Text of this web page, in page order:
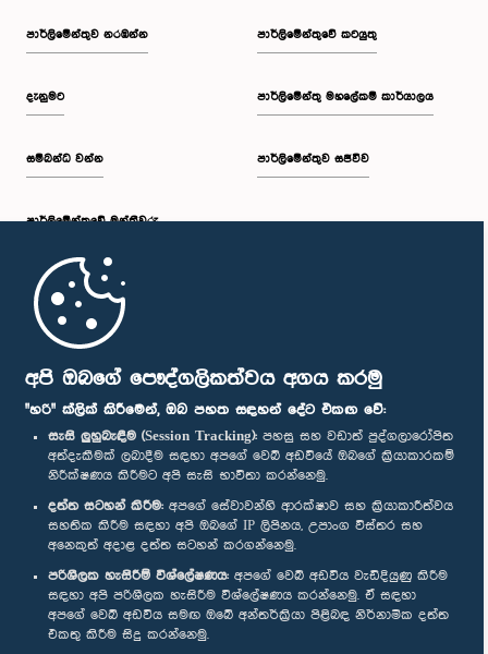
අපි ඔබගේ පෞද්ගලිකත්වය අගය කරමු
"හරි" ක්ලික් කිරීමෙන්, ඔබ පහත සඳහන් දේට එකඟ වේ:
සැසි ලුහුබැඳීම (Session Tracking): පහසු සහ වඩාත් පුද්ගලාරෝපිත
අත්දැකීමක් ලබාදීම සඳහා අපගේ වෙබ් අඩවියේ ඔබගේ ක්‍රියාකාරකම්
නිරීක්ෂණය කිරීමට අපි සැසි භාවිතා කරන්නෙමු.
දත්ත සටහන් කිරීම: අපගේ සේවාවන්හි ආරක්ෂාව සහ ක්‍රියාකාරීත්වය
සහතික කිරීම සඳහා අපි ඔබගේ IP ලිපිනය, උපාංග විස්තර සහ
අනෙකුත් අදාළ දත්ත සටහන් කරගන්නෙමු.
පරිශීලක හැසිරීම් විශ්ලේෂණය: අපගේ වෙබ් අඩවිය වැඩිදියුණු කිරීම
සඳහා අපි පරිශීලක හැසිරීම විශ්ලේෂණය කරන්නෙමු. ඒ සඳහා
අපගේ වෙබ් අඩවිය සමඟ ඔබේ අන්තර්ක්‍රියා පිළිබඳ නිර්නාමික දත්ත
එකතු කිරීම සිදු කරන්නෙමු.
පාර්ලි‌මේන්තුව නරඹන්න
දැනුමට
සම්බන්ධ වන්න
පාර්ලි‌මේන්තුවේ මන්ත්‍රීවරු
මුල් පිටුව
පාර්ලිමේන්තුවේ කටයුතු
පාර්ලිමේන්තු මහලේකම් කාර්යාලය
පාර්ලිමේන්තුව සජීවීව
පාර්ලිමේන්තු ජංගම යෙදුම
අප හා සම්බන්ධ වී සිටින්න :
සම්මාන
පෞද්ගලිකත්ව ප්‍රතිපත්තිය